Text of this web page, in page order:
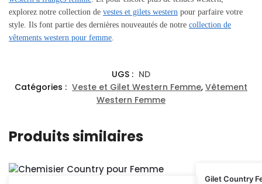
explorez notre collection de vestes et gilets western pour parfaire votre
style. Ils font partie des dernières nouveautés de notre collection de
vêtements western pour femme.
UGS : ND
Catégories : Veste et Gilet Western Femme, Vêtement
Western Femme
Produits similaires
Gilet Country